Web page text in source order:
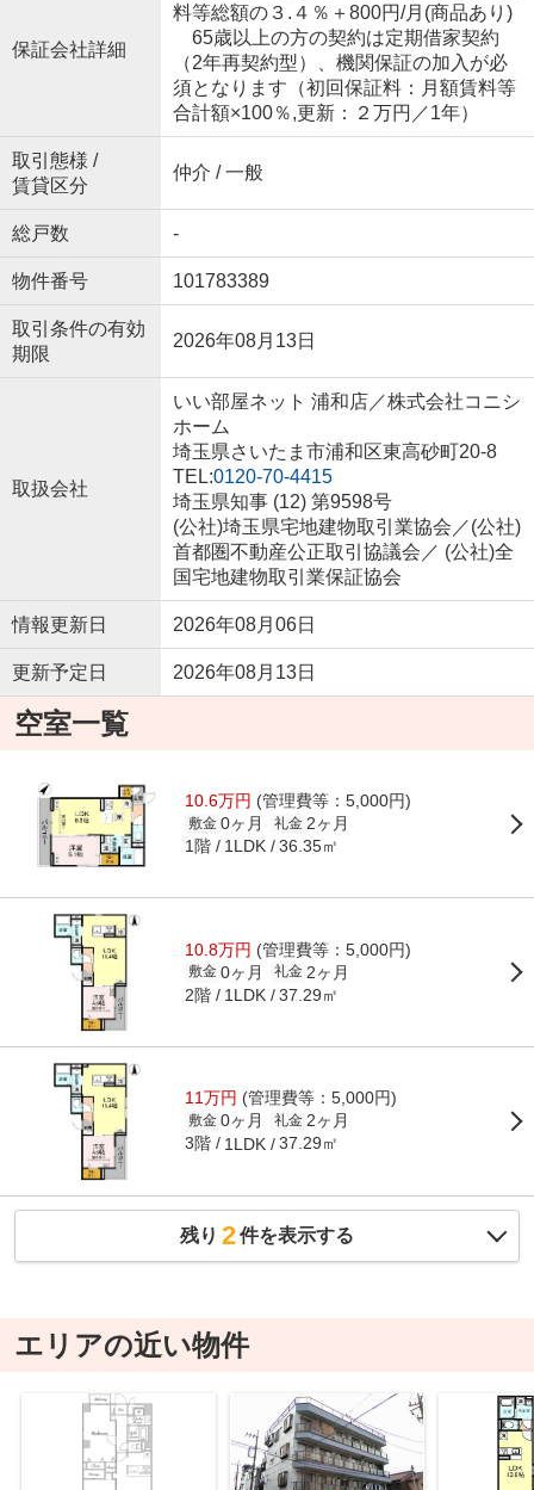
保証会社詳細
料等総額の３.４％＋800円/月(商品あり)
65歳以上の方の契約は定期借家契約
（2年再契約型）、機関保証の加入が必
須となります（初回保証料：月額賃料等
合計額×100％,更新：２万円／1年）
取引態様 /
賃貸区分
仲介 / 一般
総戸数 -
物件番号 101783389
取引条件の有効
期限
2026年08月13日
取扱会社
いい部屋ネット 浦和店／株式会社コニシ
ホーム
埼玉県さいたま市浦和区東高砂町20-8
TEL:0120-70-4415
埼玉県知事 (12) 第9598号
(公社)埼玉県宅地建物取引業協会／(公社)
首都圏不動産公正取引協議会／ (公社)全
国宅地建物取引業保証協会
情報更新日 2026年08月06日
更新予定日 2026年08月13日
空室一覧
10.6万円 (管理費等：5,000円)
敷金 0ヶ月 礼金 2ヶ月
1階 1LDK 36.35㎡
10.8万円 (管理費等：5,000円)
敷金 0ヶ月 礼金 2ヶ月
2階 1LDK 37.29㎡
11万円 (管理費等：5,000円)
敷金 0ヶ月 礼金 2ヶ月
3階 1LDK 37.29㎡
残り 2件を表示する
エリアの近い物件